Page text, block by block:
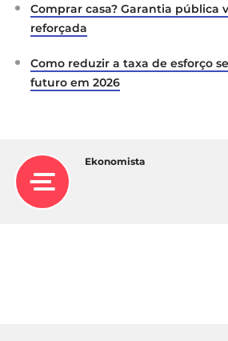
Comprar casa? Garantia pública
reforçada
Como reduzir a taxa de esforço
futuro em 2026
Ekonomista